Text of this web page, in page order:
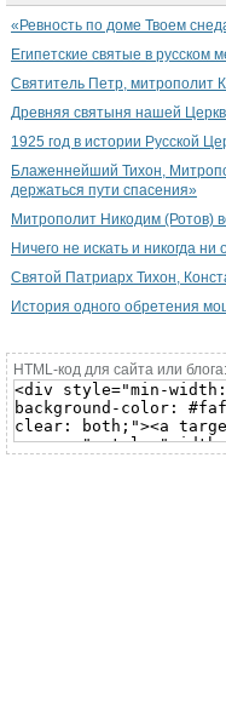
«Ревность по доме Твоем
Египетские святые в русском
Святитель Петр, митрополит
Древняя святыня нашей
1925 год в истории Русской
Блаженнейший Тихон,
держаться пути спасения»
Митрополит Никодим (Ротов)
Ничего не искать и никогда ни
Святой Патриарх Тихон,
История одного обретения
HTML-код для сайта или блога: